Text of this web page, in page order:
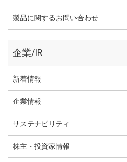
製品に関するお問い合わせ
企業/IR
新着情報
企業情報
サステナビリティ
株主・投資家情報